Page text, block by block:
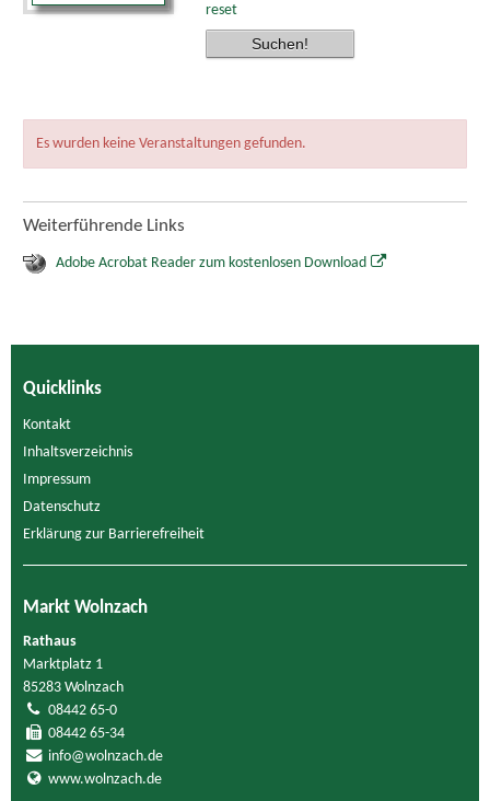
reset
Es wurden keine Veranstaltungen gefunden.
Weiterführende Links
Adobe Acrobat Reader zum kostenlosen Download
Quicklinks
Kontakt
Inhaltsverzeichnis
Impressum
Datenschutz
Erklärung zur Barrierefreiheit
Markt Wolnzach
Rathaus
Marktplatz 1
85283 Wolnzach
08442 65-0
08442 65-34
info@wolnzach.de
www.wolnzach.de